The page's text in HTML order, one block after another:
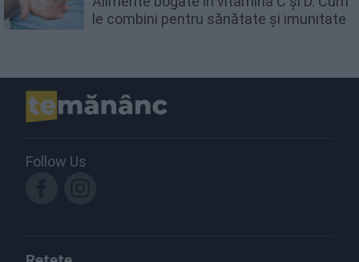
le combini pentru sănătate și imunitate
Follow Us